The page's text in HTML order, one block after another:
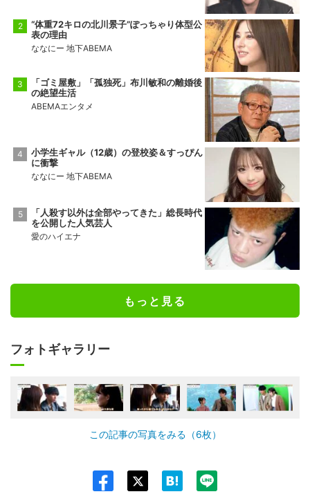
“体重72キロの北川景子”ぽっちゃり体型公
表の理由
ななにー 地下ABEMA
「ゴミ屋敷」「孤独死」布川敏和の離婚後
の絶望生活
ABEMAエンタメ
小学生ギャル（12歳）の登校姿＆すっぴん
に衝撃
ななにー 地下ABEMA
「人殺す以外は全部やってきた」総長時代
を公開した人気芸人
愛のハイエナ
もっと見る
フォトギャラリー
この記事の写真をみる（6枚）